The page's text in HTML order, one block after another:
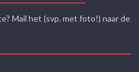
Mail het (svp. met foto!) naar de